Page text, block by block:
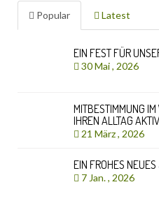
Popular Latest
EIN FEST FÜR
30 Mai , 2026
MITBESTIMMUNG
IHREN ALLTAG
21 März , 2026
EIN FROHES
7 Jan. , 2026